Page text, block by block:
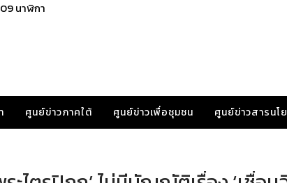
นาฬิกา
ศูนย์ข่าวภาคใต้ ศูนย์ข่าวเพื่อชุมชน ศูนย์ข่าวสารนโ